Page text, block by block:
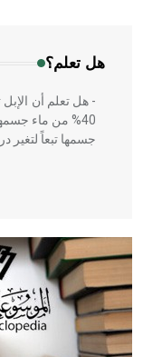
هل تعلم؟
- هل تعلم أن
40% من ماء
جسمها تبعاً لتغير
- هل تعلم أن
الحكم، الأدلة،
له الفضل بأنه